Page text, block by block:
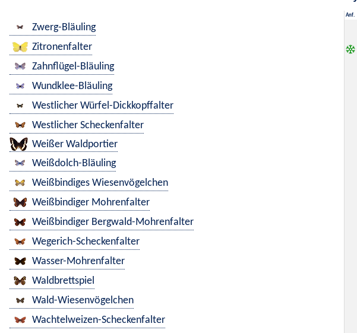
Anf.
Zwerg-Bläuling
Zitronenfalter
Zahnflügel-Bläuling
Wundklee-Bläuling
Westlicher Würfel-Dickkopffalter
Westlicher Scheckenfalter
Weißer Waldportier
Weißdolch-Bläuling
Weißbindiges Wiesenvögelchen
Weißbindiger Mohrenfalter
Weißbindiger Bergwald-Mohrenfalter
Wegerich-Scheckenfalter
Wasser-Mohrenfalter
Waldbrettspiel
Wald-Wiesenvögelchen
Wachtelweizen-Scheckenfalter